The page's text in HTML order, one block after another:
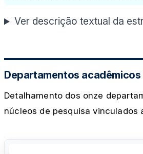
Ver descrição textual da
Departamentos acadêmicos
Detalhamento dos onze
núcleos de pesquisa vinculados